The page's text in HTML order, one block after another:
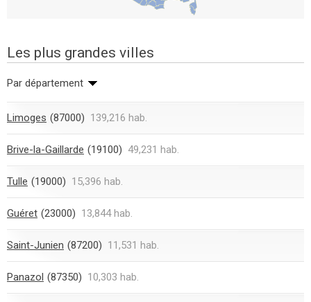
Les plus grandes villes
Par département
Limoges (87000) 139,216 hab.
Brive-la-Gaillarde (19100) 49,231 hab.
Tulle (19000) 15,396 hab.
Guéret (23000) 13,844 hab.
Saint-Junien (87200) 11,531 hab.
Panazol (87350) 10,303 hab.